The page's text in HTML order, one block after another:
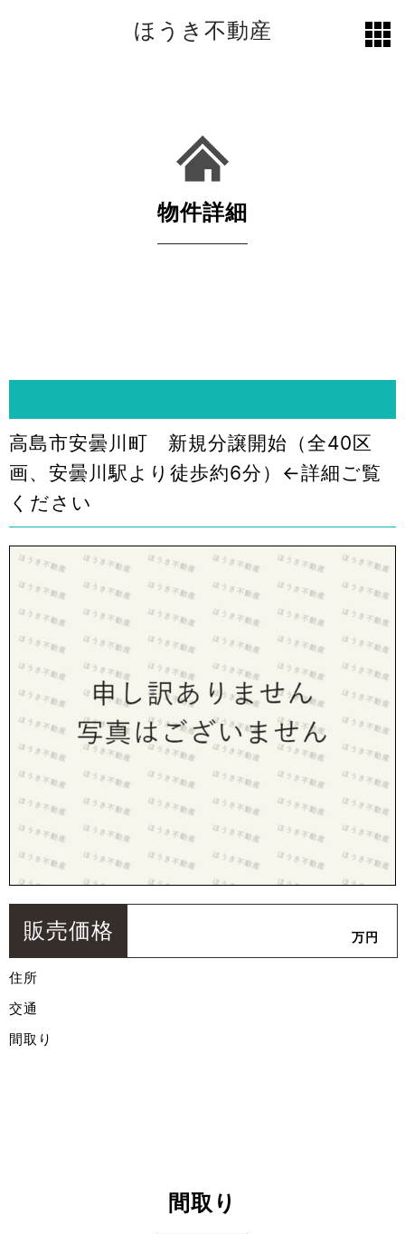
ほうき不動産
物件詳細
高島市安曇川町 新規分譲開始（全40区
画、安曇川駅より徒歩約6分）←詳細ご覧
ください
販売価格 万円
住所
交通
間取り
間取り